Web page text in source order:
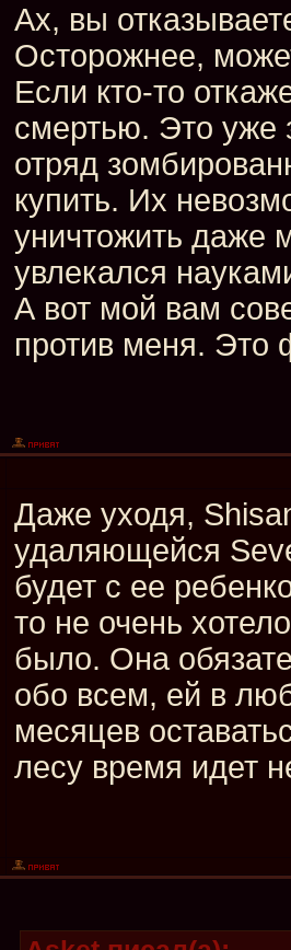
Ах, вы
Осторожнее,
Если кто-то
смертью. Это уже
отряд
купить. Их
уничтожить даже
увлекался
А вот мой вам
против меня. Это
Даже уходя,
удаляющейся
будет с ее
то не очень
было. Она
обо всем, ей в
месяцев
лесу время идет